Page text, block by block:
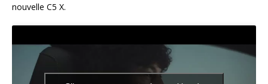
nouvelle C5 X.